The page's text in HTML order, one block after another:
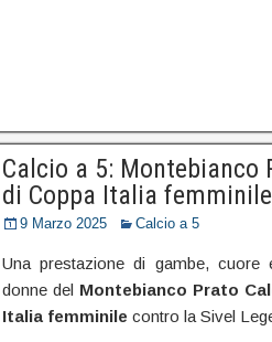
Calcio a 5: Montebianco
di Coppa Italia femminile
9 Marzo 2025 Calcio a 5
Una prestazione di gambe, cuore
donne del Montebianco Prato
Italia femminile contro la Sivel